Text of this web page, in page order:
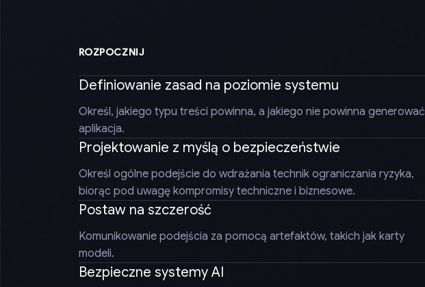
ROZPOCZNIJ
Definiowanie zasad na poziomie systemu
Określ, jakiego typu treści powinna, a jakiego nie powinna generować
aplikacja.
Projektowanie z myślą o bezpieczeństwie
Określ ogólne podejście do wdrażania technik ograniczania ryzyka,
biorąc pod uwagę kompromisy techniczne i biznesowe.
Postaw na szczerość
Komunikowanie podejścia za pomocą artefaktów, takich jak karty
modeli.
Bezpieczne systemy AI